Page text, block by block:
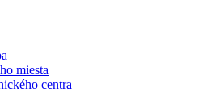
miesta
centra